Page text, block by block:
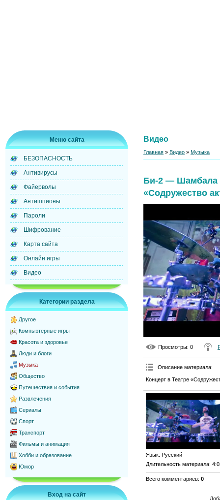
Меню сайта
БЕЗОПАСНОСТЬ
Антивирусы
Файерволы
Антишпионы
Пароли
Шифрование
Карта сайта
Онлайн игры
Видео
Категории раздела
Другое
Компьютерные игры
Красота и здоровье
Люди и блоги
Музыка
Общество
Путешествия и события
Развлечения
Сериалы
Спорт
Транспорт
Фильмы и анимация
Хобби и образование
Юмор
Вход на сайт
Видео
Главная » Видео » Музыка
Би-2 — Шамбала
«Содружество
Просмотры: 0
Описание материала:
Концерт в Театре
Язык: Русский
Длительность материала:
Всего комментариев: 0